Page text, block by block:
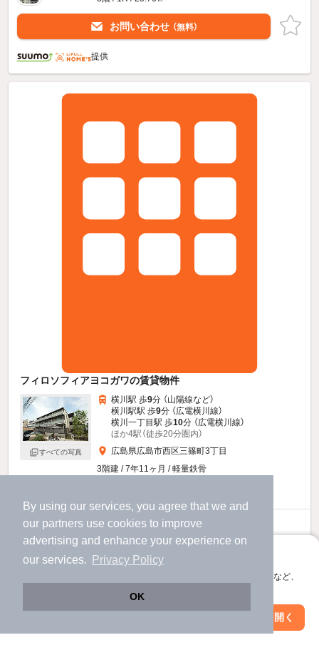
By using our services, you agree that we and
our partners use cookies to improve
advertising and enhance your experience on
our services.
Privacy Policy
OK
アプリに切り替えて、サクサクお部屋探し
会員登録なしですぐ使える。マップ検索やお気に入り保存など、
アプリを開く
お問い合わせ （無料）
提供
フィロソフィアヨコガワの賃貸物件
すべての写真
横川駅 歩9分 （山陽線など）
横川駅駅 歩9分 （広電横川線）
横川一丁目駅 歩10分 （広電横川線）
ほか4駅（徒歩20分圏内）
広島県広島市西区三篠町3丁目
3階建 / 7年11ヶ月 / 軽量鉄骨
8.3万円
（管理費4,500円）
敷 2.0ヶ月 礼 2.0ヶ月
2階 / 1LDK / 40.7㎡
お問い合わせ（無料）
絞り込み条件を変更